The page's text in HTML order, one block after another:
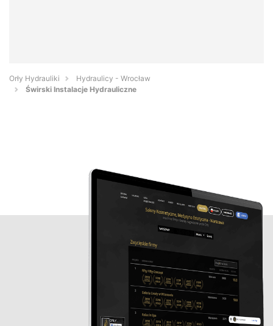
Orły Hydrauliki
Hydraulicy - Wrocław
Świrski Instalacje Hydrauliczne